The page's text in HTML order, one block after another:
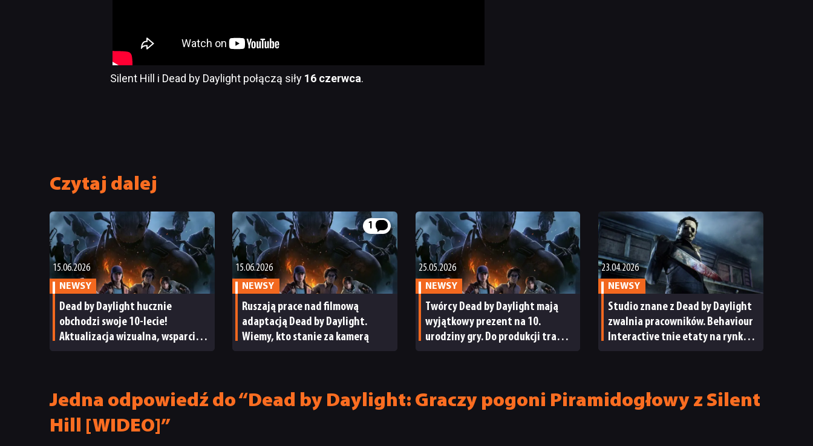
Silent Hill i Dead by Daylight połączą siły 16 czerwca.
Czytaj dalej
15.06.2026
NEWSY
Dead by Daylight hucznie
obchodzi swoje 10-lecie!
Aktualizacja wizualna, wsparcie
1
15.06.2026
NEWSY
Ruszają prace nad filmową
adaptacją Dead by Daylight.
Wiemy, kto stanie za kamerą
25.05.2026
NEWSY
Twórcy Dead by Daylight mają
wyjątkowy prezent na 10.
urodziny gry. Do produkcji trafi
23.04.2026
NEWSY
Studio znane z Dead by Daylight
zwalnia pracowników. Behaviour
Interactive tnie etaty na rynku
Jedna odpowiedź do “Dead by Daylight: Graczy pogoni Piramidogłowy z Silent
Hill [WIDEO]”